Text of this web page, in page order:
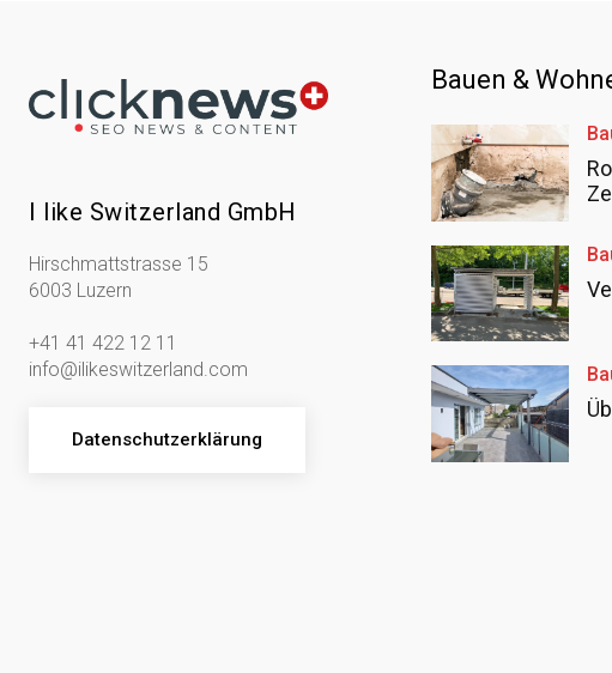
I like Switzerland GmbH
Hirschmattstrasse 15
6003 Luzern
+41 41 422 12 11
info@ilikeswitzerland.com
Datenschutzerklärung
Bauen &